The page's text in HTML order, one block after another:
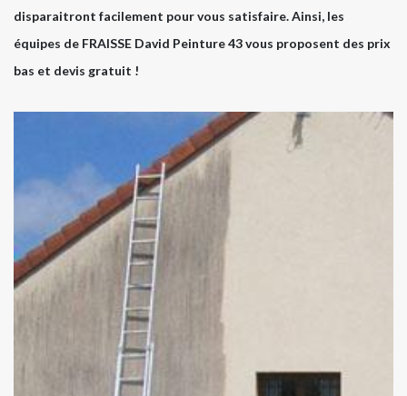
disparaitront facilement pour vous satisfaire. Ainsi, les
équipes de FRAISSE David Peinture 43 vous proposent des prix
bas et devis gratuit !